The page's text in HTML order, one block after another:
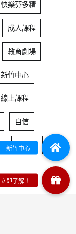
快樂芬多精
成人課程
教育劇場
新竹中心
線上課程
自信
青少年